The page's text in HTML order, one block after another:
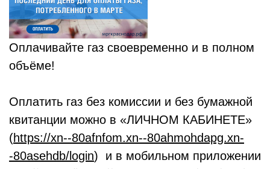
Оплачивайте газ своевременно и в полном
объёме!
Оплатить газ без комиссии и без бумажной
квитанции можно в «ЛИЧНОМ КАБИНЕТЕ»
(https://xn--80afnfom.xn--80ahmohdapg.xn-
-80asehdb/login) и в мобильном приложении